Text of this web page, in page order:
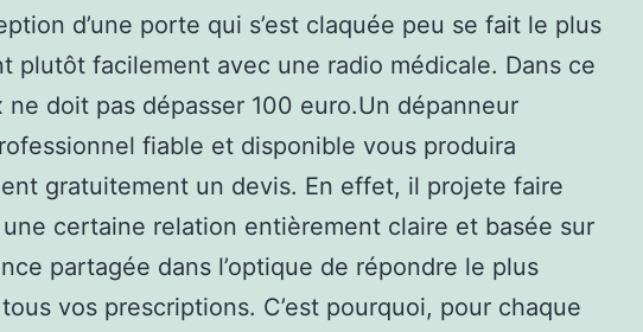
d’une porte qui s’est claquée peu se fait le plus
plutôt facilement avec une radio médicale. Dans ce
ne doit pas dépasser 100 euro.Un dépanneur
fiable et disponible vous produira
gratuitement un devis. En effet, il projete faire
certaine relation entièrement claire et basée sur
partagée dans l’optique de répondre le plus
vos prescriptions. C’est pourquoi, pour chaque